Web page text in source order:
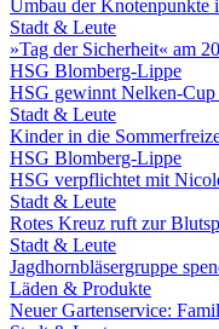
Umbau der Knotenpunkte
Stadt & Leute
»Tag der Sicherheit« am
HSG Blomberg-Lippe
HSG gewinnt Nelken-Cup
Stadt & Leute
Kinder in die
HSG Blomberg-Lippe
HSG verpflichtet mit
Stadt & Leute
Rotes Kreuz ruft zur
Stadt & Leute
Jagdhornbläsergruppe
Läden & Produkte
Neuer Gartenservice: